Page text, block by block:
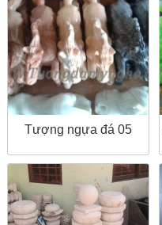
Tượng ngựa đá 05